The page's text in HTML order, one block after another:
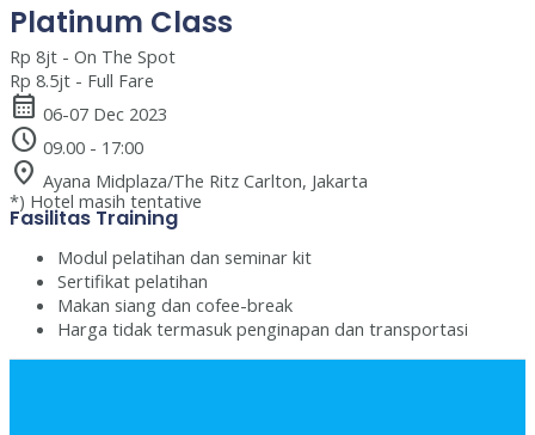
Platinum Class
Rp 8jt - On The Spot
Rp 8.5jt - Full Fare
calendar_month 06-07 Dec 2023
schedule 09.00 - 17:00
location_on Ayana Midplaza/The Ritz Carlton, Jakarta
*) Hotel masih tentative
Fasilitas Training
Modul pelatihan dan seminar kit
Sertifikat pelatihan
Makan siang dan cofee-break
Harga tidak termasuk penginapan dan transportasi